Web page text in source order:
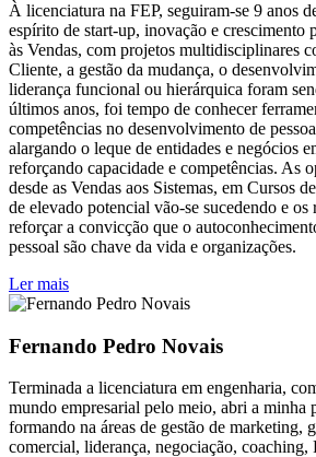
À licenciatura na FEP, seguiram-se 9 anos
espírito de start-up, inovação e crescimento
às Vendas, com projetos multidisciplinares
Cliente, a gestão da mudança, o
liderança funcional ou hierárquica foram
últimos anos, foi tempo de conhecer
competências no desenvolvimento de
alargando o leque de entidades e negócios
reforçando capacidade e competências. As
desde as Vendas aos Sistemas, em Cursos
de elevado potencial vão-se sucedendo e os
reforçar a convicção que o
pessoal são chave da vida e organizações.
Ler mais
Fernando Pedro Novais
Terminada a licenciatura em engenharia,
mundo empresarial pelo meio, abri a minha
formando na áreas de gestão de marketing,
comercial, liderança, negociação,